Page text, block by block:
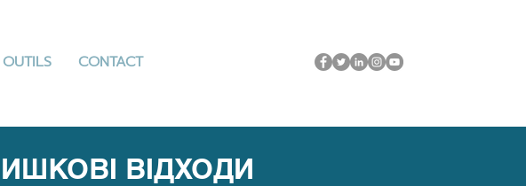
OUTILS CONTACT
ВІДХОДИ